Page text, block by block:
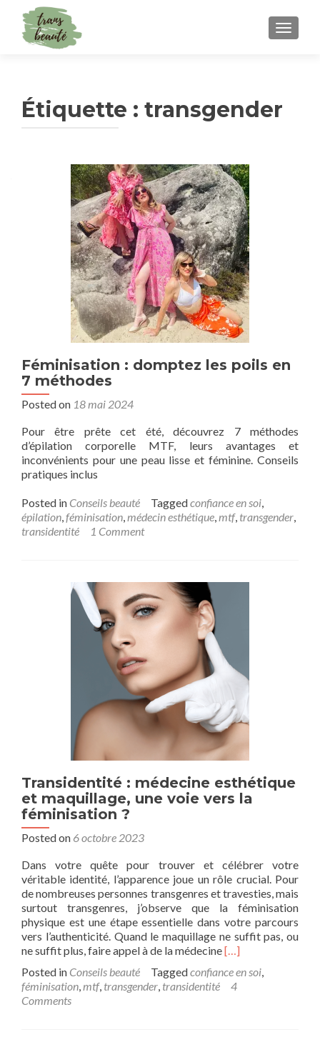
Étiquette : transgender
Féminisation : domptez les poils en
7 méthodes
Posted on 18 mai 2024
Pour être prête cet été, découvrez 7 méthodes
d’épilation corporelle MTF, leurs avantages et
inconvénients pour une peau lisse et féminine. Conseils
pratiques inclus
Posted in Conseils beauté Taggedconfiance en soi,
épilation,féminisation,médecin esthétique,mtf, transgender,
transidentité
1 Comment
Transidentité : médecine esthétique
et maquillage, une voie vers la
féminisation ?
Posted on 6 octobre 2023
Dans votre quête pour trouver et célébrer votre
véritable identité, l’apparence joue un rôle crucial. Pour
de nombreuses personnes transgenres et travesties, mais
surtout transgenres, j’observe que la féminisation
physique est une étape essentielle dans votre parcours
vers l’authenticité. Quand le maquillage ne suffit pas, ou
ne suffit plus, faire appel à de la médecineRead
about
Transidentité
[…]
Posted in Conseils beauté Taggedconfiance en soi,
féminisation,mtf, transgender, transidentité
4
Comments